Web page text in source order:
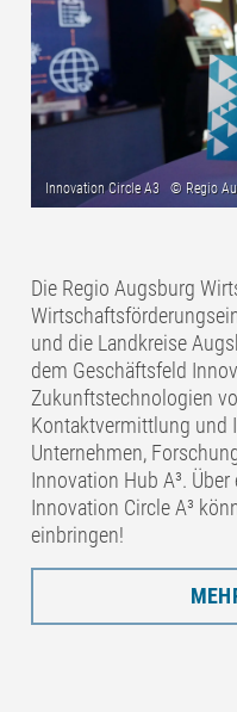
Die Regio Augsburg
und die Landkreise
dem Geschäftsfeld
Zukunftstechnologien
Kontaktvermittlung und
Unternehmen,
Innovation Hub A³.
Innovation Circle A³
einbringen!